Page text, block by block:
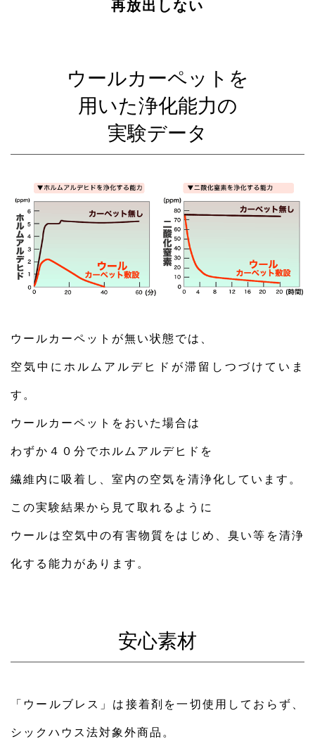
再放出しない
ウールカーペットを
用いた浄化能力の
実験データ
ウールカーペットが無い状態では、
空気中にホルムアルデヒドが滞留しつづけていま
す。
ウールカーペットをおいた場合は
わずか４０分でホルムアルデヒドを
繊維内に吸着し、室内の空気を清浄化しています。
この実験結果から見て取れるように
ウールは空気中の有害物質をはじめ、臭い等を清浄
化する能力があります。
安心素材
「ウールブレス」は接着剤を一切使用しておらず、
シックハウス法対象外商品。